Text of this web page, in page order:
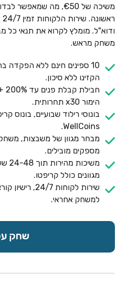
משיכה של €50, מה
ודוא"ל. מומלץ לקרוא את תנאי כל
משחק מראש.
10 ספינים חינם ללא
הקזינו ללא סיכון.
הימור x30 תחרותית.
WellCoins.
מבחר מגוון של משבצות, משחקי
מספקים מובילים.
מגוונים כולל קריפטו.
למשחק אחראי.
שחק